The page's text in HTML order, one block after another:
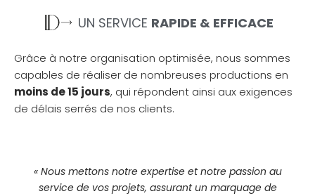
UN SERVICE RAPIDE & EFFICACE
Grâce à notre organisation optimisée, nous sommes
capables de réaliser de nombreuses productions en
moins de 15 jours, qui répondent ainsi aux exigences
de délais serrés de nos clients.
« Nous mettons notre expertise et notre passion au
service de vos projets, assurant un marquage de